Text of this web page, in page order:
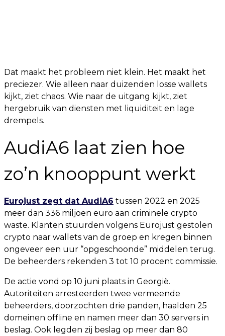
Dat maakt het probleem niet klein. Het maakt het
preciezer. Wie alleen naar duizenden losse wallets
kijkt, ziet chaos. Wie naar de uitgang kijkt, ziet
hergebruik van diensten met liquiditeit en lage
drempels.
AudiA6 laat zien hoe
zo’n knooppunt werkt
Eurojust zegt dat AudiA6 tussen 2022 en 2025
meer dan 336 miljoen euro aan criminele crypto
waste. Klanten stuurden volgens Eurojust gestolen
crypto naar wallets van de groep en kregen binnen
ongeveer een uur “opgeschoonde” middelen terug.
De beheerders rekenden 3 tot 10 procent commissie.
De actie vond op 10 juni plaats in Georgië.
Autoriteiten arresteerden twee vermeende
beheerders, doorzochten drie panden, haalden 25
domeinen offline en namen meer dan 30 servers in
beslag. Ook legden zij beslag op meer dan 80